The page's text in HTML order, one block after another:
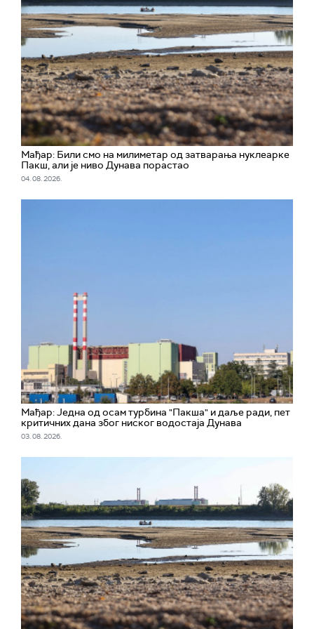
Мађар: Били смо на милиметар од затварања нуклеарке
Пакш, али је ниво Дунава порастао
04. 08. 2026.
Мађар: Jедна од осам турбина "Пакшa" и даље ради, пет
критичних дана због ниског водостаја Дунава
03. 08. 2026.